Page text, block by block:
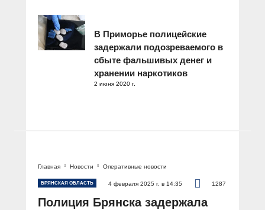
В Приморье полицейские
задержали подозреваемого в
сбыте фальшивых денег и
хранении наркотиков
2 июня 2020 г.
Главная Новости Оперативные новости
БРЯНСКАЯ ОБЛАСТЬ 4 февраля 2025 г. в 14:35 1287
Полиция Брянска задержала